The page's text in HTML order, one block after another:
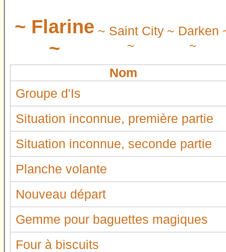
~ Flarine
~
~ Saint City
~
~ Darken
~
Nom
Groupe d'Is
Situation inconnue, première partie
Situation inconnue, seconde partie
Planche volante
Nouveau départ
Gemme pour baguettes magiques
Four à biscuits